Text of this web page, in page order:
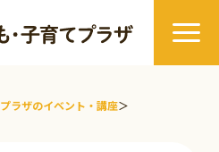
プラザのイベント・講座＞